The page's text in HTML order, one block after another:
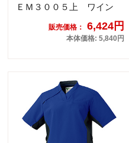
ＥＭ３００５上 ワイン
販売価格： 6,424円
本体価格: 5,840円